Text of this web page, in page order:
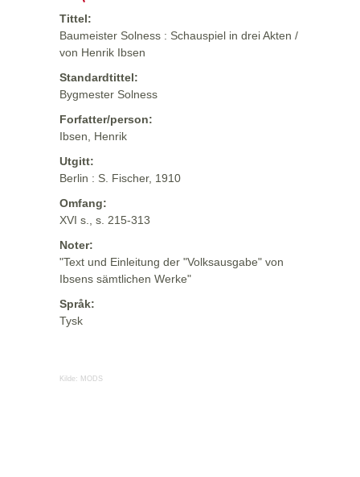
Tittel:
Baumeister Solness : Schauspiel in drei Akten /
von Henrik Ibsen
Standardtittel:
Bygmester Solness
Forfatter/person:
Ibsen, Henrik
Utgitt:
Berlin : S. Fischer, 1910
Omfang:
XVI s., s. 215-313
Noter:
"Text und Einleitung der "Volksausgabe" von
Ibsens sämtlichen Werke"
Språk:
Tysk
Kilde: MODS